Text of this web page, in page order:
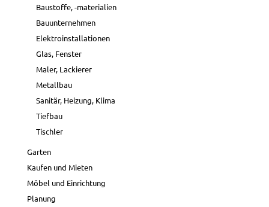
Baustoffe, -materialien
Bauunternehmen
Elektroinstallationen
Glas, Fenster
Maler, Lackierer
Metallbau
Sanitär, Heizung, Klima
Tiefbau
Tischler
Garten
Kaufen und Mieten
Möbel und Einrichtung
Planung